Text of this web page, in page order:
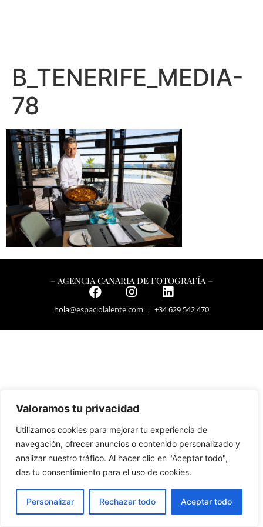
Valoramos tu privacidad
Utilizamos cookies para mejorar tu experiencia de
navegación, ofrecer anuncios o contenido personalizado y
analizar nuestro tráfico. Al hacer clic en "Aceptar todo",
das tu consentimiento para el uso de cookies.
Personalizar Rechazar todo Aceptar todo
B_TENERIFE_MEDIA-
78
– AGENCIA CANARIA DE FOTOGRAFÍA –
hola@espaciolalente.com | +34 629 542 470